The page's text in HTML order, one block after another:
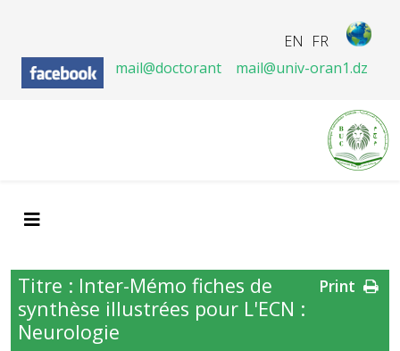
FR
EN
mail@doctorant
mail@univ-oran1.dz
Titre : Inter-Mémo fiches de
synthèse illustrées pour L'ECN :
Neurologie